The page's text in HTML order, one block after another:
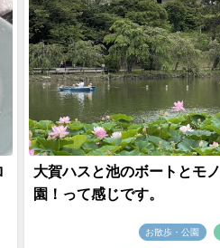
大賀ハスと池のボートとモ
園！って感じです。
お散歩・公園